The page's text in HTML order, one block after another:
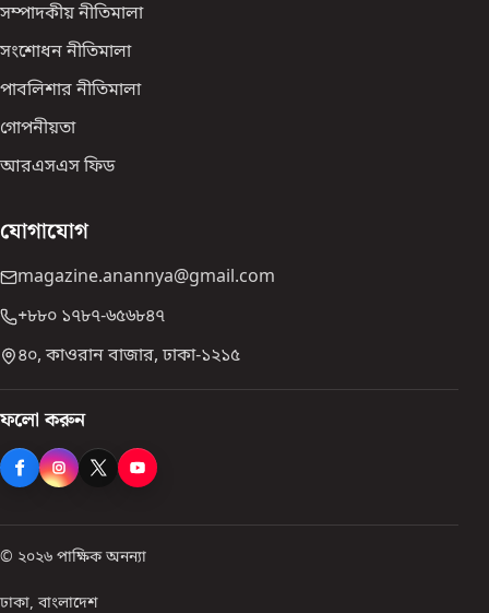
সম্পাদকীয় নীতিমালা
সংশোধন নীতিমালা
পাবলিশার নীতিমালা
গোপনীয়তা
আরএসএস ফিড
যোগাযোগ
magazine.anannya@gmail.com
+৮৮০ ১৭৮৭-৬৫৬৮৪৭
৪০, কাওরান বাজার, ঢাকা-১২১৫
ফলো করুন
© ২০২৬ পাক্ষিক অনন্যা
ঢাকা, বাংলাদেশ